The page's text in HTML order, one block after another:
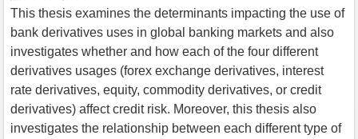
This thesis examines the determinants impacting the use of
bank derivatives uses in global banking markets and also
investigates whether and how each of the four different
derivatives usages (forex exchange derivatives, interest
rate derivatives, equity, commodity derivatives, or credit
derivatives) affect credit risk. Moreover, this thesis also
investigates the relationship between each different type of